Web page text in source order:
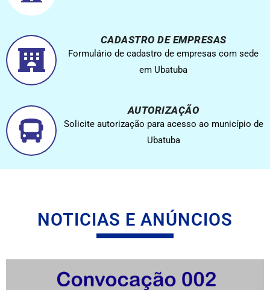
CADASTRO DE EMPRESAS
Formulário de cadastro de empresas com sede
em Ubatuba
AUTORIZAÇÃO
Solicite autorização para acesso ao município de
Ubatuba
NOTICIAS E ANÚNCIOS